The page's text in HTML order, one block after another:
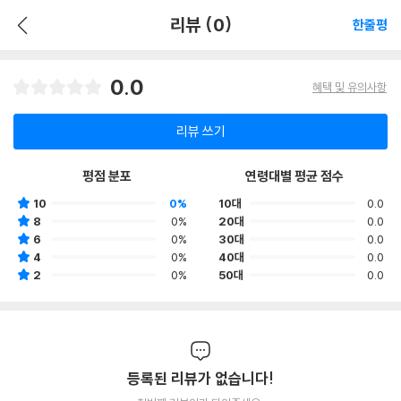
리뷰 (0) 한줄평
0.0 혜택 및 유의사항
리뷰 쓰기
평점 분포
10
0%
8
0%
6
0%
4
0%
2
0%
연령대별 평균 점수
10대
0.0
20대
0.0
30대
0.0
40대
0.0
50대
0.0
등록된 리뷰가 없습니다!